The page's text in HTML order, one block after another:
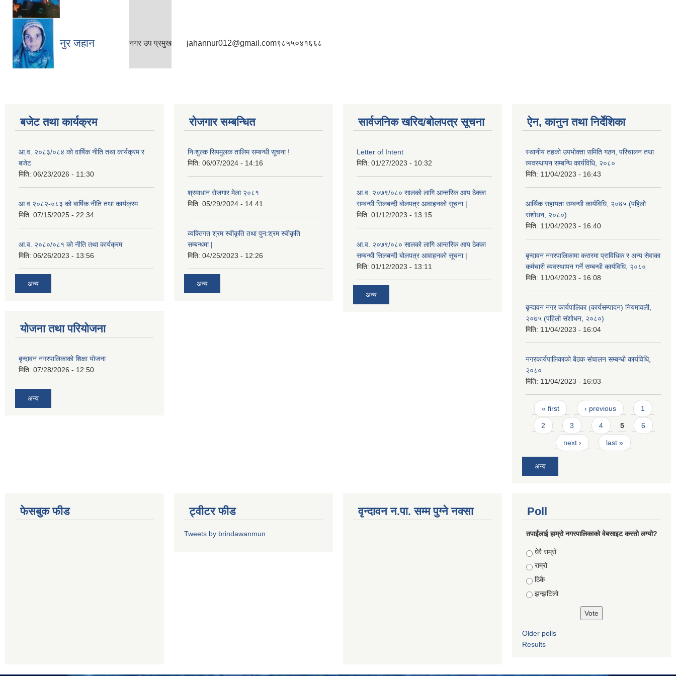
नुर जहान नगर उप प्रमुख jahannur012@gmail.com९८५५०४१६६८
बजेट तथा कार्यक्रम
आ.व. २०८३/०८४ को वार्षिक नीति तथा कार्यक्रम र
बजेट
मिति: 06/23/2026 - 11:30
आ.व २०८२-०८३ को बार्षिक नीति तथा कार्यक्रम
मिति: 07/15/2025 - 22:34
आ.व. २०८०/०८१ को नीति तथा कार्यक्रम
मिति: 06/26/2023 - 13:56
अन्य
योजना तथा परियोजना
बृन्दावन नगरपालिकाको शिक्षा योजना
मिति: 07/28/2026 - 12:50
अन्य
रोजगार सम्बन्धित
निःशुल्क सिपमुलक तालिम सम्बन्धी सूचना !
मिति: 06/07/2024 - 14:16
श्रमाधान रोजगार मेला २०८१
मिति: 05/29/2024 - 14:41
व्यक्तिगत श्रम स्वीकृति तथा पुन:श्रम स्वीकृति
सम्बन्धमा |
मिति: 04/25/2023 - 12:26
अन्य
सार्वजनिक खरिद/बोलपत्र सूचना
Letter of Intent
मिति: 01/27/2023 - 10:32
आ.व. २०७९/०८० सालको लागि आन्तरिक आय ठेक्का
सम्बन्धी सिलबन्दी बोलपत्र आवाहनको सूचना |
मिति: 01/12/2023 - 13:15
आ.व. २०७९/०८० सालको लागि आन्तरिक आय ठेक्का
सम्बन्धी सिलबन्दी बोलपत्र आवाहनको सूचना |
मिति: 01/12/2023 - 13:11
अन्य
ऐन, कानुन तथा निर्देशिका
स्थानीय तहको उपभोक्ता समिति गठन, परिचालन तथा
व्यवस्थापन सम्बन्धि कार्यविधि, २०८०
मिति: 11/04/2023 - 16:43
आर्थिक सहायता सम्बन्धी कार्यविधि, २०७५ (पहिलो
संशोधन, २०८०)
मिति: 11/04/2023 - 16:40
बृन्दावन नगरपालिकामा करारमा प्राविधिक र अन्य सेवाका
कर्मचारी व्यवस्थापन गर्ने सम्बन्धी कार्यविधि, २०८०
मिति: 11/04/2023 - 16:08
बृन्दावन नगर कार्यपालिका (कार्यसम्पादन) नियमावली,
२०७५ (पहिलो संशोधन, २०८०)
मिति: 11/04/2023 - 16:04
नगरकार्यपालिकाको बैठक संचालन सम्बन्धी कार्यविधि,
२०८०
मिति: 11/04/2023 - 16:03
Pages
« first ‹ previous 1
2 3 4 5 6
next › last »
अन्य
फेसबुक फीड ट्वीटर फीड
Tweets by brindawanmun
वृन्दावन न.पा. सम्म पुग्ने नक्सा Poll
तपाईंलाई हाम्रो नगरपालिकाको वेबसाइट कस्तो लग्यो?
Choices
धेरै राम्रो
राम्रो
ठिकै
झन्झटिलो
Older polls
Results